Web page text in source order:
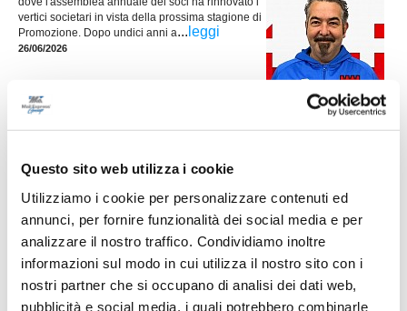
Questo sito web utilizza i cookie
Utilizziamo i cookie per personalizzare contenuti ed
annunci, per fornire funzionalità dei social media e per
analizzare il nostro traffico. Condividiamo inoltre
informazioni sul modo in cui utilizza il nostro sito con i
nostri partner che si occupano di analisi dei dati web,
pubblicità e social media, i quali potrebbero combinarle
vertici societari in vista della prossima stagione di
Promozione. Dopo undici anni a... leggi
26/06/2026
FRONTONE SERRA. Ecco il nuovo
allenatore
la stagione 2026-2027. La società ha affidato la
tecnico classe 1987 originario di Serra
Sant'Abbondio. ...leggi
Vai all'edizione provinciale